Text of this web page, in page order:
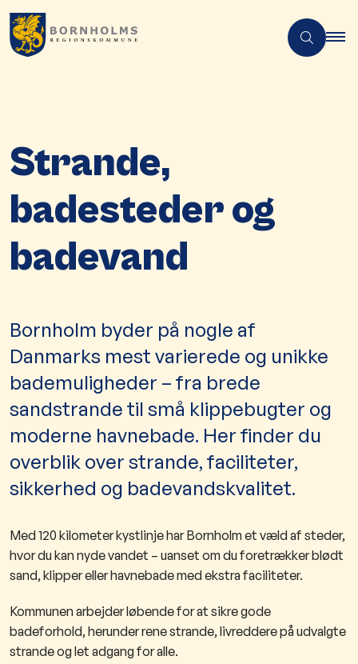
Strande,
badesteder og
badevand
Bornholm byder på nogle af
Danmarks mest varierede og unikke
bademuligheder – fra brede
sandstrande til små klippebugter og
moderne havnebade. Her finder du
overblik over strande, faciliteter,
sikkerhed og badevandskvalitet.
Med 120 kilometer kystlinje har Bornholm et væld af steder,
hvor du kan nyde vandet – uanset om du foretrækker blødt
sand, klipper eller havnebade med ekstra faciliteter.
Kommunen arbejder løbende for at sikre gode
badeforhold, herunder rene strande, livreddere på udvalgte
strande og let adgang for alle.